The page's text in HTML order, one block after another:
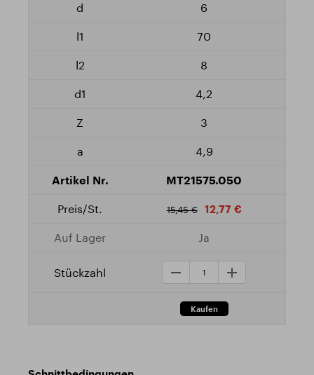
6
70
8
4,2
3
4,9
MT21575.050
15,45 € 12,77 €
Ja